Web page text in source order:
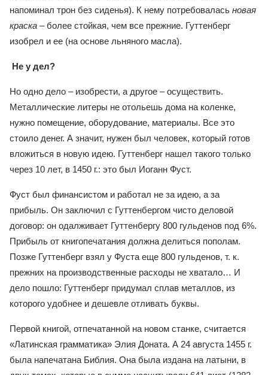
напоминал трон без сиденья). К нему потребовалась новая
краска – более стойкая, чем все прежние. Гуттенберг
изобрел и ее (на основе льняного масла).
Не у дел?
Но одно дело – изобрести, а другое – осуществить.
Металлические литеры не отольешь дома на коленке,
нужно помещение, оборудование, материалы. Все это
стоило денег. А значит, нужен был человек, который готов
вложиться в новую идею. Гуттенберг нашел такого только
через 10 лет, в 1450 г.: это был Иоганн Фуст.
Фуст был финансистом и работал не за идею, а за
прибыль. Он заключил с Гуттенбергом чисто деловой
договор: он одалживает Гуттенбергу 800 гульденов под 6%.
Прибыль от книгопечатания должна делиться пополам.
Позже Гуттенберг взял у Фуста еще 800 гульденов, т. к.
прежних на производственные расходы не хватало… И
дело пошло: Гуттенберг придумал сплав металлов, из
которого удобнее и дешевле отливать буквы.
Первой книгой, отпечатанной на новом станке, считается
«Латинская грамматика» Элия Доната. А 24 августа 1455 г.
была напечатана Библия. Она была издана на латыни, в